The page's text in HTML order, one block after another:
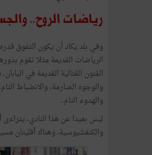
رياضات الروح..
وفي بلد يكادأن يكون التفوق قدره
الرياضات القديمة مثلا تقوم
الفنون القتالية القديمة في اليابان.
والوجوه الصارمة، والانضباط التام
والهدوء التام..
ليس بعيدا عن هذا النادي، يتراءى
والكنفشيوسية، وهناكأقليتان